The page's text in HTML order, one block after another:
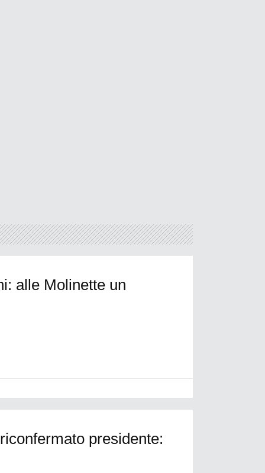
alle Molinette un
presidente: